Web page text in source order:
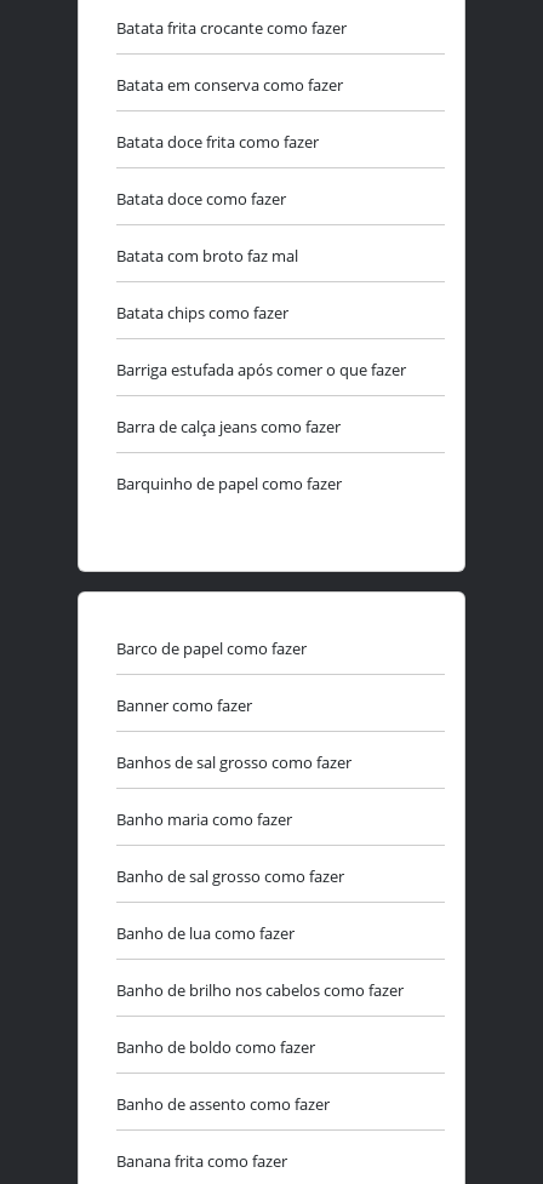
Batata frita crocante como fazer
Batata em conserva como fazer
Batata doce frita como fazer
Batata doce como fazer
Batata com broto faz mal
Batata chips como fazer
Barriga estufada após comer o que fazer
Barra de calça jeans como fazer
Barquinho de papel como fazer
Barco de papel como fazer
Banner como fazer
Banhos de sal grosso como fazer
Banho maria como fazer
Banho de sal grosso como fazer
Banho de lua como fazer
Banho de brilho nos cabelos como fazer
Banho de boldo como fazer
Banho de assento como fazer
Banana frita como fazer